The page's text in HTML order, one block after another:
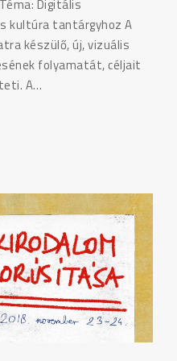
Digitális
kultúra tantárgyhoz A
készülő, új, vizuális
folyamatát, céljait
A…